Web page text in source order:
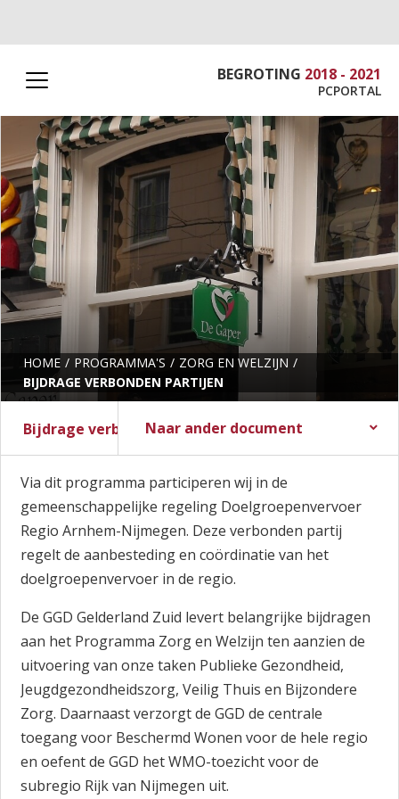
BEGROTING 2018 - 2021
PCPORTAL
HOME PROGRAMMA'S
ZORG EN WELZIJN
BIJDRAGE VERBONDEN PARTIJEN
Naar ander document
Stadsbegroting 2017
Zomernota 2017
Slotwijziging 2016
Stadsrekening 2016
Stads- en Wijkmonitor
Bijdrage verbonden partijen
Via dit programma participeren wij in de
gemeenschappelijke regeling Doelgroepenvervoer
Regio Arnhem-Nijmegen. Deze verbonden partij
regelt de aanbesteding en coördinatie van het
doelgroepenvervoer in de regio.
De GGD Gelderland Zuid levert belangrijke bijdragen
aan het Programma Zorg en Welzijn ten aanzien de
uitvoering van onze taken Publieke Gezondheid,
Jeugdgezondheidszorg, Veilig Thuis en Bijzondere
Zorg. Daarnaast verzorgt de GGD de centrale
toegang voor Beschermd Wonen voor de hele regio
en oefent de GGD het WMO-toezicht voor de
subregio Rijk van Nijmegen uit.